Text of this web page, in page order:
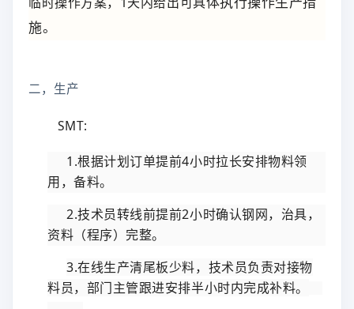
施。
二，生产
SMT:
1.根据计划订单提前4小时拉长安排物料领
用，备料。
2.技术员转线前提前2小时确认钢网，治具，
资料（程序）完整。
3.在线生产清尾板少料，技术员负责对接物
料员，部门主管跟进安排半小时内完成补料。